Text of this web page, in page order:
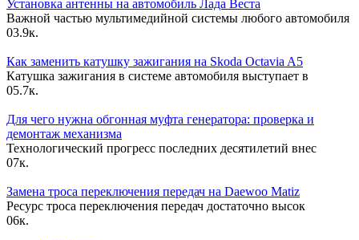
Установка антенны на автомобиль Лада Веста
Важной частью мультимедийной системы любого автомобиля
03.9к.
Как заменить катушку зажигания на Skoda Octavia A5
Катушка зажигания в системе автомобиля выступает в
05.7к.
Для чего нужна обгонная муфта генератора: проверка и
демонтаж механизма
Технологический прогресс последних десятилетий внес
07к.
Замена троса переключения передач на Daewoo Matiz
Ресурс троса переключения передач достаточно высок
06к.